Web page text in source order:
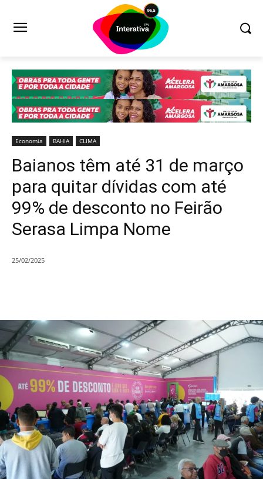
Economia BAHIA CLIMA
Baianos têm até 31 de março
para quitar dívidas com até
99% de desconto no Feirão
Serasa Limpa Nome
25/02/2025